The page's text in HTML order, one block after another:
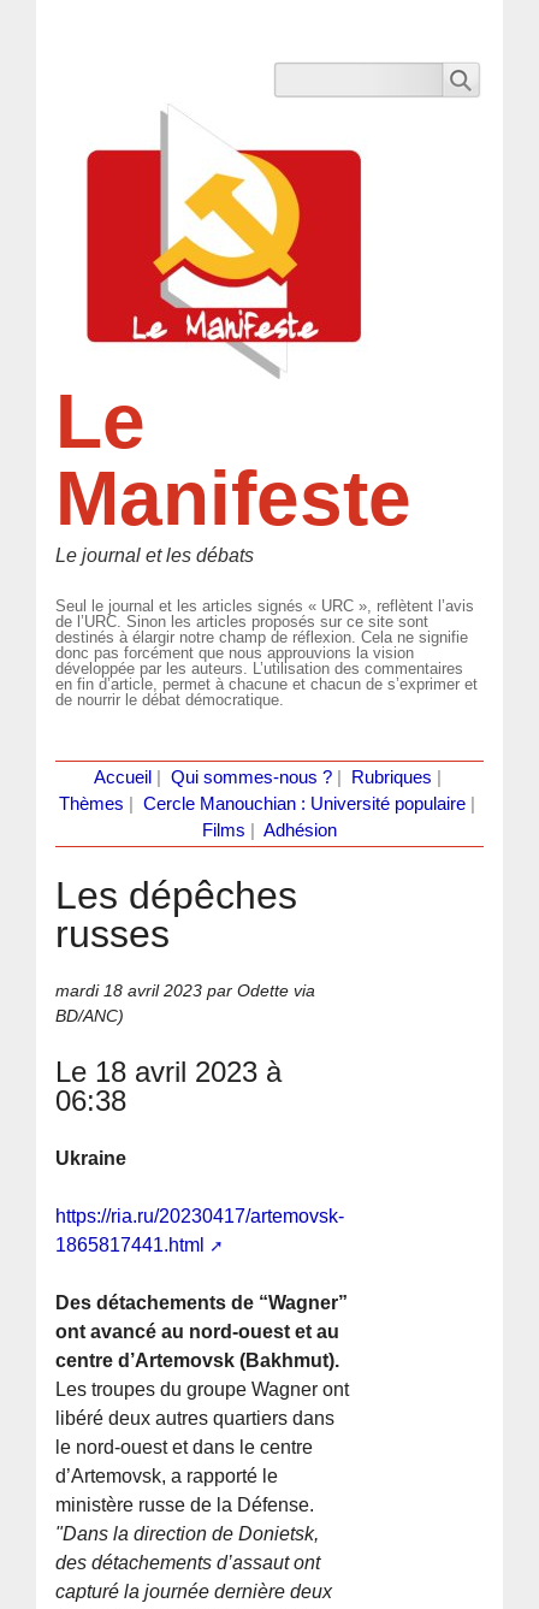
Le
Manifeste
Le journal et les débats
Seul le journal et les articles signés « URC », reflètent l’avis
de l’URC. Sinon les articles proposés sur ce site sont
destinés à élargir notre champ de réflexion. Cela ne signifie
donc pas forcément que nous approuvions la vision
développée par les auteurs. L’utilisation des commentaires
en fin d’article, permet à chacune et chacun de s’exprimer et
de nourrir le débat démocratique.
Accueil Qui sommes-nous ?| Rubriques
Thèmes
Cercle Manouchian : Université populaire
Films
Adhésion
Les dépêches
russes
mardi 18 avril 2023 par Odette via
BD/ANC)
Le 18 avril 2023 à
06:38
Ukraine
https://ria.ru/20230417/artemovsk-
1865817441.html
Des détachements de “Wagner”
ont avancé au nord-ouest et au
centre d’Artemovsk (Bakhmut).
Les troupes du groupe Wagner ont
libéré deux autres quartiers dans
le nord-ouest et dans le centre
d’Artemovsk, a rapporté le
ministère russe de la Défense.
"Dans la direction de Donietsk,
des détachements d’assaut ont
capturé la journée dernière deux